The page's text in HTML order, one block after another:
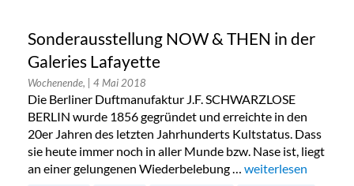
Sonderausstellung NOW & THEN in der
Galeries Lafayette
Wochenende, | 4 Mai 2018
Die Berliner Duftmanufaktur J.F. SCHWARZLOSE
BERLIN wurde 1856 gegründet und erreichte in den
20er Jahren des letzten Jahrhunderts Kultstatus. Dass
sie heute immer noch in aller Munde bzw. Nase ist, liegt
an einer gelungenen Wiederbelebung … weiterlesen